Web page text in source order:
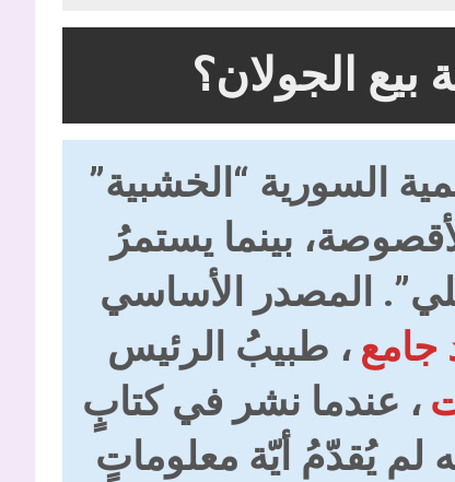
الجولان؟
السورية “الخشبية”
بينما يستمرُ
المصدر الأساسي
جامع ، طبيبُ الرئيس
، عندما نشر في كتابٍ
لم يُقدّمُ أيّة معلوماتٍ